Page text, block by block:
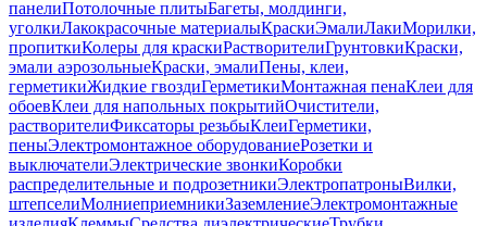
панелиПотолочные плитыБагеты, молдинги,
уголкиЛакокрасочные материалыКраскиЭмалиЛакиМорилки,
пропиткиКолеры для краскиРастворителиГрунтовкиКраски,
эмали аэрозольныеКраски, эмалиПены, клеи,
герметикиЖидкие гвоздиГерметикиМонтажная пенаКлеи для
обоевКлеи для напольных покрытийОчистители,
растворителиФиксаторы резьбыКлеиГерметики,
пеныЭлектромонтажное оборудованиеРозетки и
выключателиЭлектрические звонкиКоробки
распределительные и подрозетникиЭлектропатроныВилки,
штепселиМолниеприемникиЗаземлениеЭлектромонтажные